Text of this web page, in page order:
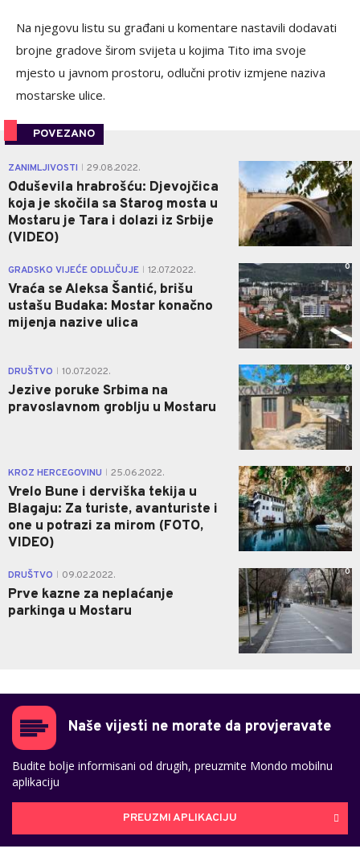
Na njegovu listu su građani u komentare nastavili dodavati
brojne gradove širom svijeta u kojima Tito ima svoje
mjesto u javnom prostoru, odlučni protiv izmjene naziva
mostarske ulice.
POVEZANO
ZANIMLJIVOSTI 29.08.2022.
Oduševila hrabrošću: Djevojčica
koja je skočila sa Starog mosta u
Mostaru je Tara i dolazi iz Srbije
(VIDEO)
1
GRADSKO VIJEĆE ODLUČUJE 12.07.2022.
Vraća se Aleksa Šantić, brišu
ustašu Budaka: Mostar konačno
mijenja nazive ulica
0
DRUŠTVO 10.07.2022.
Jezive poruke Srbima na
pravoslavnom groblju u Mostaru
0
KROZ HERCEGOVINU 25.06.2022.
Vrelo Bune i derviška tekija u
Blagaju: Za turiste, avanturiste i
one u potrazi za mirom (FOTO,
VIDEO)
0
DRUŠTVO 09.02.2022.
Prve kazne za neplaćanje
parkinga u Mostaru
0
Naše vijesti ne morate da provjeravate
Budite bolje informisani od drugih, preuzmite Mondo mobilnu
aplikaciju
PREUZMI APLIKACIJU